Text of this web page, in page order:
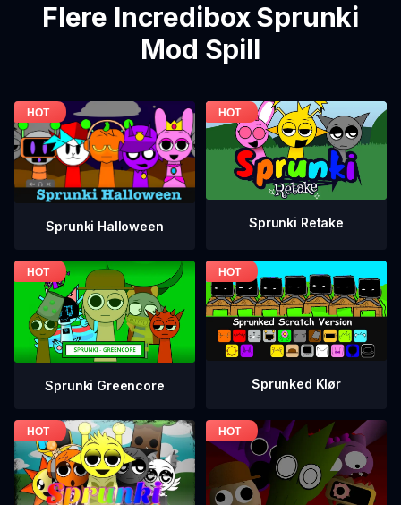
Flere Incredibox Sprunki
Mod Spill
Sprunki Halloween Sprunki Retake
Sprunki Greencore Sprunked Klør